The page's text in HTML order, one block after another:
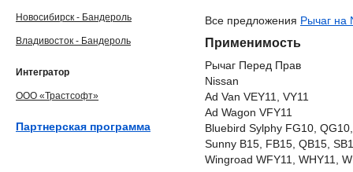
Все предложения Рычаг на
Применимость
Рычаг Перед Прав
Nissan
Ad Van VEY11, VY11
Ad Wagon VFY11
Bluebird Sylphy FG10,
Sunny B15, FB15, QB15,
Wingroad WFY11, WHY11,
Новосибирск - Бандероль
Владивосток - Бандероль
Интегратор
ООО «Трастсофт»
Партнерская программа